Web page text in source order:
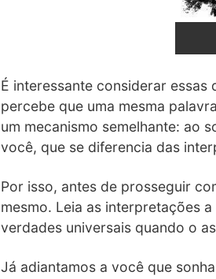
É interessante considerar
percebe que uma mesma
um mecanismo semelhante: ao
você, que se diferencia das
Por isso, antes de prosseguir
mesmo. Leia as interpretações
verdades universais quando o
Já adiantamos a você que